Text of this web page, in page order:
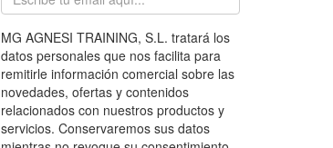
MG AGNESI TRAINING, S.L. tratará los
datos personales que nos facilita para
remitirle información comercial sobre las
novedades, ofertas y contenidos
relacionados con nuestros productos y
servicios. Conservaremos sus datos